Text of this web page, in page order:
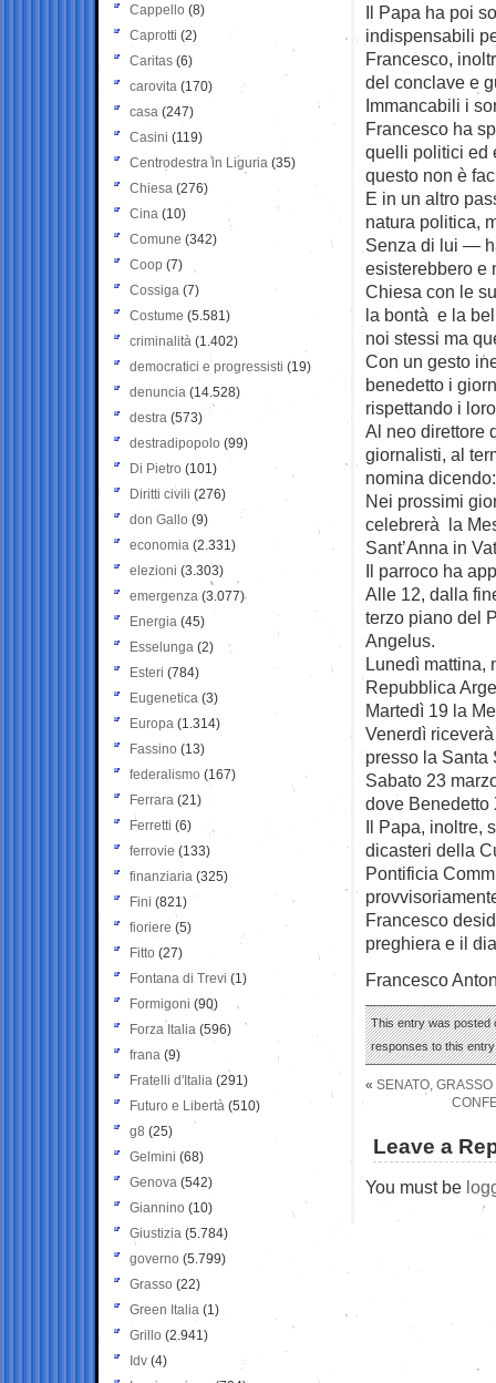
Il Papa ha poi
indispensabili
Francesco,
del conclave e
Immancabili i
Francesco ha
quelli politici ed
questo non è
E in un altro
natura politica,
Senza di lui —
esisterebbero e
Chiesa con le
la bontà e la
noi stessi ma
Con un gesto
benedetto i
rispettando i
Al neo direttore
giornalisti, al
nomina
Nei prossimi
celebrerà la
Sant’Anna in
Il parroco ha
Alle 12, dalla
terzo piano del
Angelus.
Lunedì mattina,
Repubblica
Martedì 19 la
Venerdì
presso la Santa
Sabato 23
dove Benedetto
Il Papa, inoltre,
dicasteri della
Pontificia
Francesco
preghiera e il
Francesco
This entry was posted
responses to this
« SENATO,
Leave a
You must be
Cappello (8)
Caprotti (2)
Caritas (6)
carovita (170)
casa (247)
Casini (119)
Centrodestra in Liguria (35)
Chiesa (276)
Cina (10)
Comune (342)
Coop (7)
Cossiga (7)
Costume (5.581)
criminalità (1.402)
democratici e progressisti (19)
denuncia (14.528)
destra (573)
destradipopolo (99)
Di Pietro (101)
Diritti civili (276)
don Gallo (9)
economia (2.331)
elezioni (3.303)
emergenza (3.077)
Energia (45)
Esselunga (2)
Esteri (784)
Eugenetica (3)
Europa (1.314)
Fassino (13)
federalismo (167)
Ferrara (21)
Ferretti (6)
ferrovie (133)
finanziaria (325)
Fini (821)
fioriere (5)
Fitto (27)
Fontana di Trevi (1)
Formigoni (90)
Forza Italia (596)
frana (9)
Fratelli d'Italia (291)
Futuro e Libertà (510)
g8 (25)
Gelmini (68)
Genova (542)
Giannino (10)
Giustizia (5.784)
governo (5.799)
Grasso (22)
Green Italia (1)
Grillo (2.941)
Idv (4)